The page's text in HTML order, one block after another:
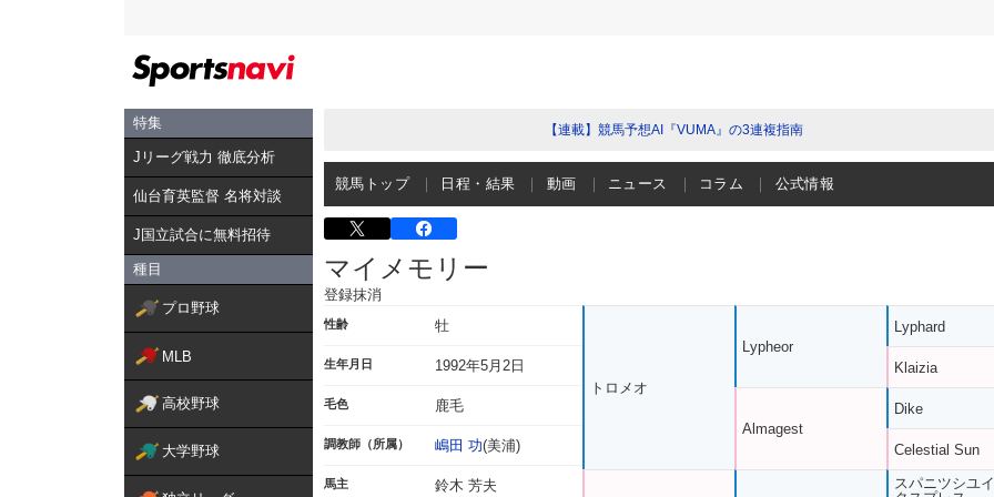
特集
Jリーグ戦力 徹底分析
仙台育英監督 名将対談
J国立試合に無料招待
種目
プロ野球
MLB
高校野球
大学野球
【連載】競馬予想AI『VUMA』の3連複指南
競馬トップ 日程・結果 動画 ニュース コラム 公式情報
マイメモリー
登録抹消
性齢 牡
生年月日 1992年5月2日
毛色 鹿毛
調教師（所属） 嶋田 功(美浦)
馬主 鈴木 芳夫
トロメオ
Lypheor
Almagest
Lyphard
Klaizia
Dike
Celestial Sun
スパニツシユイ